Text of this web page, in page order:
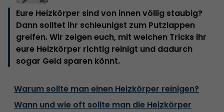
Eure Heizkörper sind von innen völlig staubig?
Dann solltet ihr schleunigst zum Putzlappen
greifen. Wir zeigen euch, mit welchen Tricks ihr
eure Heizkörper richtig reinigt und dadurch
sogar Geld sparen könnt.
Warum sollte man einen Heizkörper reinigen?
Wann und wie oft sollte man die Heizkörper